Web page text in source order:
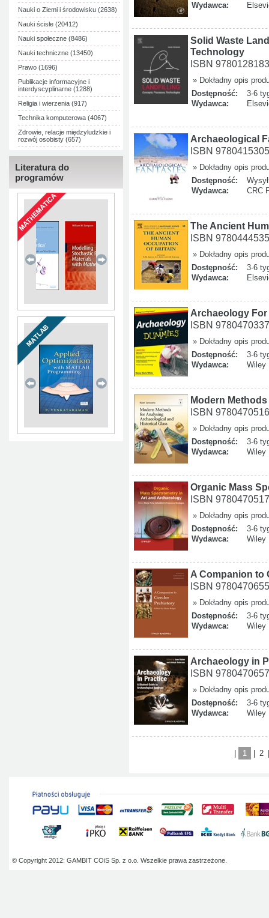
Nauki o Ziemi i środowisku (2638)
Nauki ścisłe (20412)
Nauki społeczne (8486)
Nauki techniczne (13450)
Prawo (1696)
Publikacje informacyjne i
interdyscyplinarne (1288)
Religia i wierzenia (917)
Technika komputerowa (4067)
Zdrowie, relacje międzyludzkie i
rozwój osobisty (657)
Literatura do
programów
Wydawca:
Solid Waste
Technology
ISBN
» Dokładny opis
Dostępność:
3-6
Wydawca:
Archaeological
ISBN
» Dokładny opis
Dostępność:
Wydawca:
CRC
The Ancient
ISBN
» Dokładny opis
Dostępność:
3-6
Wydawca:
Archaeology
ISBN
» Dokładny opis
Dostępność:
3-6
Wydawca:
Wiley
Modern
ISBN
» Dokładny opis
Dostępność:
3-6
Wydawca:
Wiley
Organic Mass
ISBN
» Dokładny opis
Dostępność:
3-6
Wydawca:
Wiley
A Companion to
ISBN
» Dokładny opis
Dostępność:
3-6
Wydawca:
Wiley
Archaeology in
ISBN
» Dokładny opis
Dostępność:
3-6
Wydawca:
Wiley
1 2
© Copyright 2012: GAMBIT COiS Sp. z o.o. Wszelkie prawa zastrzeżone.